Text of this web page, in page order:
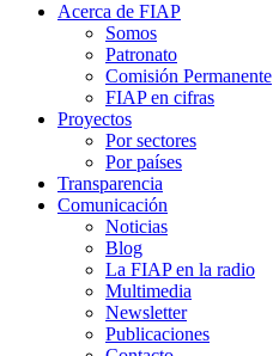
Acerca de FIAP
Somos
Patronato
Comisión Permanente
FIAP en cifras
Proyectos
Por sectores
Por países
Transparencia
Comunicación
Noticias
Blog
La FIAP en la radio
Multimedia
Newsletter
Publicaciones